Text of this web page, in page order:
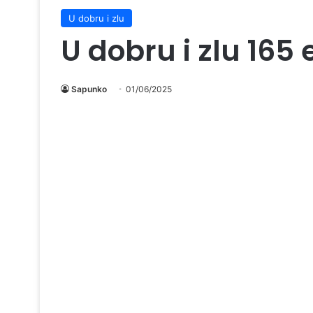
U dobru i zlu
U dobru i zlu 165
Sapunko 01/06/2025